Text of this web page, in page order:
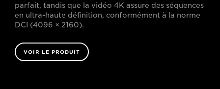
parfait, tandis que la vidéo 4K assure des séquences
en ultra-haute définition, conformément à la norme
DCI (4096 × 2160).
VOIR LE PRODUIT